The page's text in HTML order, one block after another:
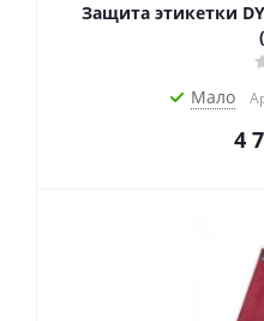
Защита этикетки
Мало
4